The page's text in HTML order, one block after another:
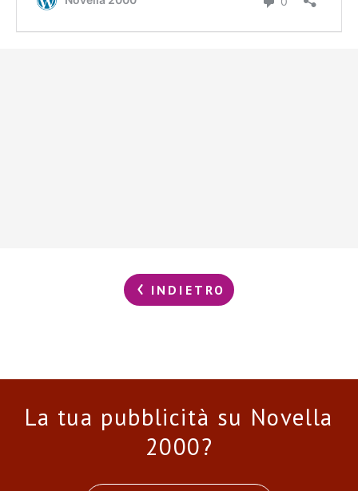
INDIETRO
La tua pubblicità su Novella
2000?